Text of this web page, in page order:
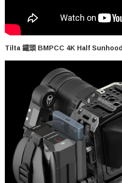
Tilta 鐵頭 BMPCC 4K Half Sunhood